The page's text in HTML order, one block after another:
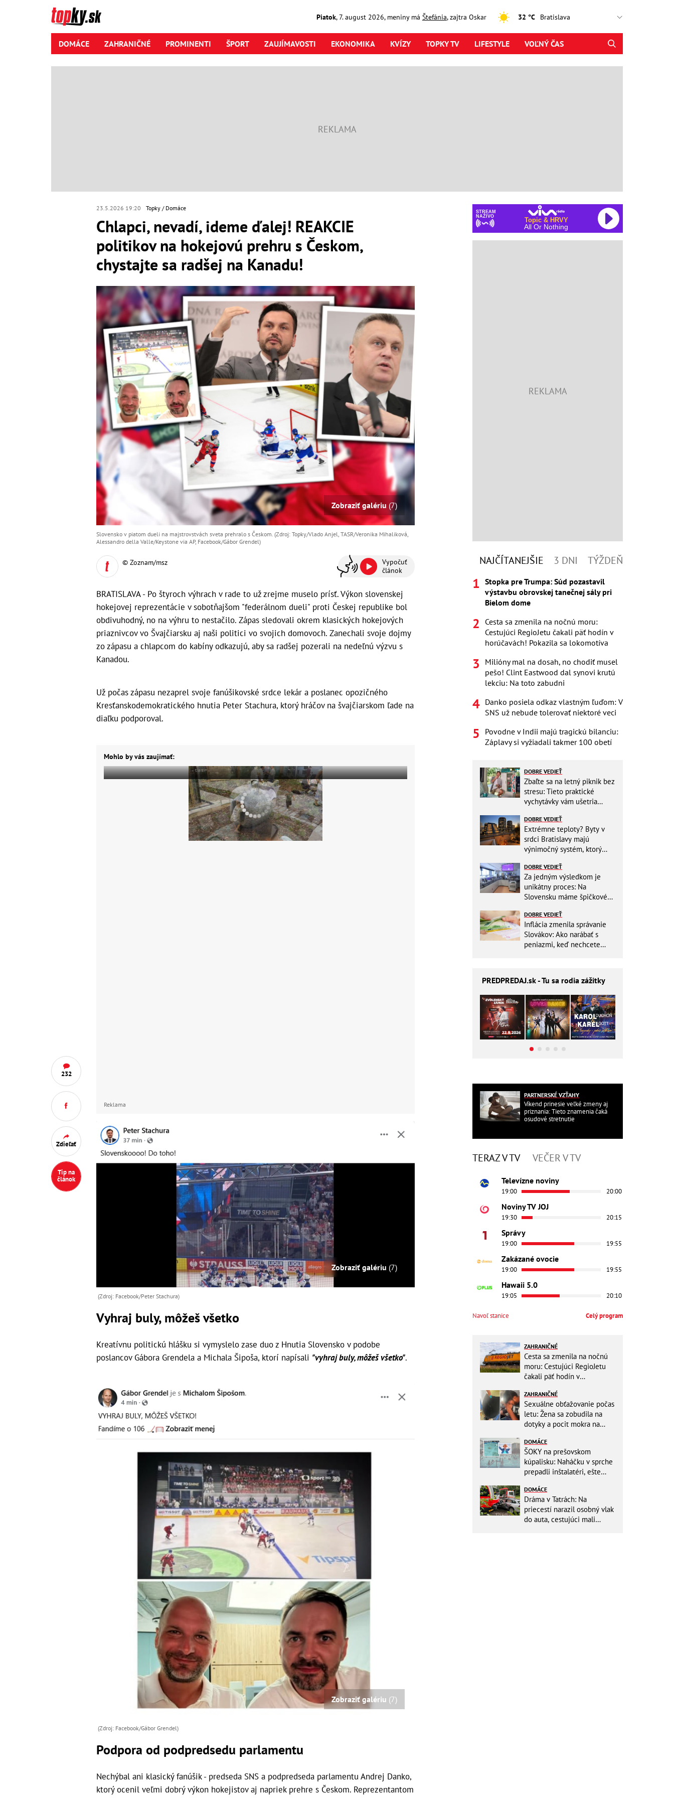
Piatok,7. august2026, meniny má Štefánia, zajtra Oskar 32 °C
DOMÁCE ZAHRANIČNÉ PROMINENTI ŠPORT ZAUJÍMAVOSTI EKONOMIKA KVÍZY TOPKY TV LIFESTYLE VOĽNÝ ČAS
23.5.2026 19:20 Topky Domáce
Chlapci, nevadí, ideme ďalej! REAKCIE
politikov na hokejovú prehru s Českom,
chystajte sa radšej na Kanadu!
232
Zdieľať
Tip na
článok
Zobraziť galériu (7)
Slovensko v piatom dueli na majstrovstvách sveta prehralo s Českom. (Zdroj: Topky/Vlado Anjel, TASR/Veronika Mihaliková,
Alessandro della Valle/Keystone via AP, Facebook/Gábor Grendel)
© Zoznam/msz
Vypočuť
článok
BRATISLAVA - Po štyroch výhrach v rade to už zrejme muselo prísť. Výkon slovenskej
hokejovej reprezentácie v sobotňajšom "federálnom dueli" proti Českej republike bol
obdivuhodný, no na výhru to nestačilo. Zápas sledovali okrem klasických hokejových
priaznivcov vo Švajčiarsku aj naši politici vo svojich domovoch. Zanechali svoje dojmy
zo zápasu a chlapcom do kabíny odkazujú, aby sa radšej pozerali na nedeľnú výzvu s
Kanadou.
Už počas zápasu nezaprel svoje fanúšikovské srdce lekár a poslanec opozičného
Kresťanskodemokratického hnutia Peter Stachura, ktorý hráčov na švajčiarskom ľade na
diaľku podporoval.
Mohlo by vás zaujímať:
Reklama
Zobraziť galériu (7)
(Zdroj: Facebook/Peter Stachura)
Vyhraj buly, môžeš všetko
Kreatívnu politickú hlášku si vymyslelo zase duo z Hnutia Slovensko v podobe
poslancov Gábora Grendela a Michala Šipoša, ktorí napísali "vyhraj buly, môžeš všetko".
Zobraziť galériu (7)
(Zdroj: Facebook/Gábor Grendel)
Podpora od podpredsedu parlamentu
Nechýbal ani klasický fanúšik - predseda SNS a podpredseda parlamentu Andrej Danko,
ktorý ocenil veľmi dobrý výkon hokejistov aj napriek prehre s Českom. Reprezentantom
STREAM
NAŽIVO
Topic & HRVY
All Or Nothing
NAJČÍTANEJŠIE 3 DNI TÝŽDEŇ
Stopka pre Trumpa: Súd pozastavil
výstavbu obrovskej tanečnej sály pri
Bielom dome
Cesta sa zmenila na nočnú moru:
Cestujúci RegioJetu čakali päť hodín v
horúčavách! Pokazila sa lokomotíva
Milióny mal na dosah, no chodiť musel
pešo! Clint Eastwood dal synovi krutú
lekciu: Na toto zabudni
Danko posiela odkaz vlastným ľuďom: V
SNS už nebude tolerovať niektoré veci
Povodne v Indii majú tragickú bilanciu:
Záplavy si vyžiadali takmer 100 obetí
DOBRE VEDIEŤ
Zbaľte sa na letný piknik bez
stresu: Tieto praktické
vychytávky vám ušetria
DOBRE VEDIEŤ
Extrémne teploty? Byty v
srdci Bratislavy majú
výnimočný systém, ktorý
DOBRE VEDIEŤ
Za jedným výsledkom je
unikátny proces: Na
Slovensku máme špičkové
DOBRE VEDIEŤ
Inflácia zmenila správanie
Slovákov: Ako narábať s
peniazmi, keď nechcete
PREDPREDAJ.sk - Tu sa rodia zážitky
PARTNERSKÉ VZŤAHY
Víkend prinesie veľké zmeny aj
priznania: Tieto znamenia čaká
osudové stretnutie
TERAZ V TV VEČER V TV
Televízne noviny
19:00 20:00
Noviny TV JOJ
19:30 20:15
Správy
19:00 19:55
Zakázané ovocie
19:00 19:55
Hawaii 5.0
19:05 20:10
Navoľ stanice Celý program
ZAHRANIČNÉ
Cesta sa zmenila na nočnú
moru: Cestujúci RegioJetu
čakali päť hodín v
lokomotíva
ZAHRANIČNÉ
Sexuálne obťažovanie počas
letu: Žena sa zobudila na
dotyky a pocit mokra na
priznal
DOMÁCE
ŠOKY na prešovskom
kúpalisku: Naháčku v sprche
prepadli inštalatéri, ešte
BAZÉNE
DOMÁCE
Dráma v Tatrách: Na
priecestí narazil osobný vlak
do auta, cestujúci mali